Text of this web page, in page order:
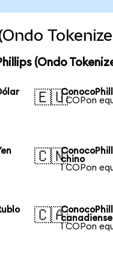
(Ondo
🇪🇺1 COPon
🇨🇳chino
1 COPon
🇨🇦canadiense
1 COPon